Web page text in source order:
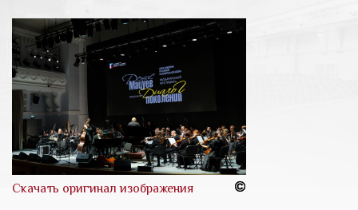
Скачать оригинал изображения